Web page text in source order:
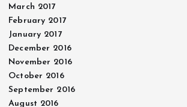
March 2017
February 2017
January 2017
December 2016
November 2016
October 2016
September 2016
August 2016